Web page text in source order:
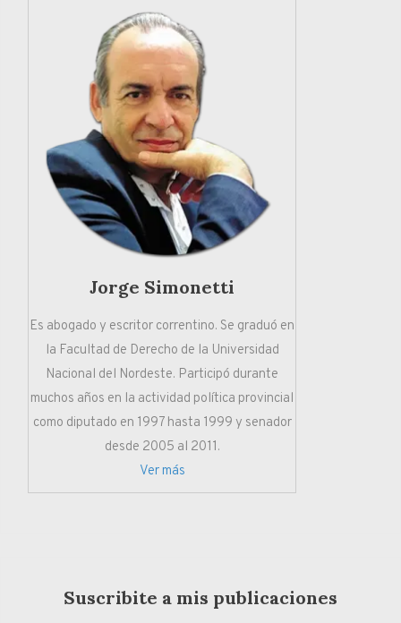
Jorge Simonetti
Es abogado y escritor correntino. Se graduó en
la Facultad de Derecho de la Universidad
Nacional del Nordeste. Participó durante
muchos años en la actividad política provincial
como diputado en 1997 hasta 1999 y senador
desde 2005 al 2011.
Ver más
Suscribite a mis publicaciones